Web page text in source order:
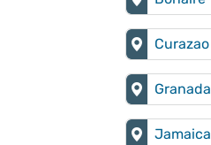
Curazao
Granada
Jamaica